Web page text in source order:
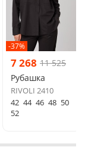
-37%
7 268 11 525
Рубашка
RIVOLI 2410
42 44 46 48 50
52